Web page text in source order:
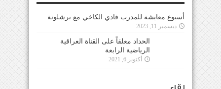
أسبوع معايشة للمدرب فادي الكاخي مع برشلونة
ديسمبر 11, 2023
الحداد معلقاً على القناة العراقية
الرياضية الرابعة
أكتوبر 6, 2021